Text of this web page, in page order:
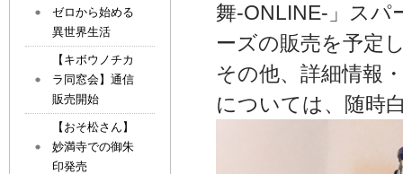
舞-ONLINE-」スパ
ーズの販売を予定
その他、詳細情報
については、随時
ゼロから始める
異世界生活
【キボウノチカ
ラ同窓会】通信
販売開始
【おそ松さん】
妙満寺での御朱
印発売